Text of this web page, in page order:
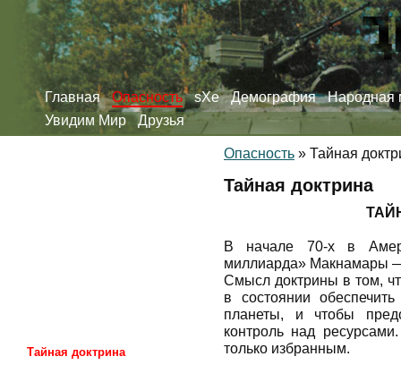
Главная Опасность sXe Демография
Народная
Увидим Мир
Друзья
Опасность » Тайная
Тайная доктрина
В начале 70-х в
миллиарда» Макнамары
Смысл доктрины в том,
в состоянии
планеты, и чтобы
контроль над
только избранным.
Тайная доктрина